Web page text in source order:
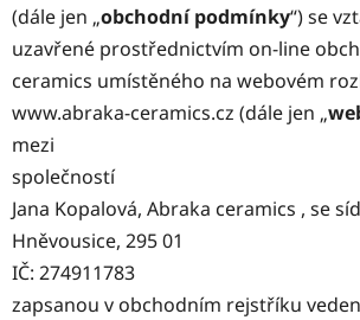
(dále jen „obchodní podmínky“) se
uzavřené prostřednictvím on-line
ceramics umístěného na webovém
www.abraka-ceramics.cz (dále jen „
mezi
společností
Jana Kopalová, Abraka ceramics , se
Hněvousice, 295 01
IČ: 274911783
zapsanou v obchodním rejstříku